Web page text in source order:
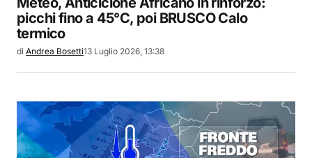
picchi fino a 45°C, poi BRUSCO Calo
termico
di Andrea Bosetti13 Luglio 2026, 13:38